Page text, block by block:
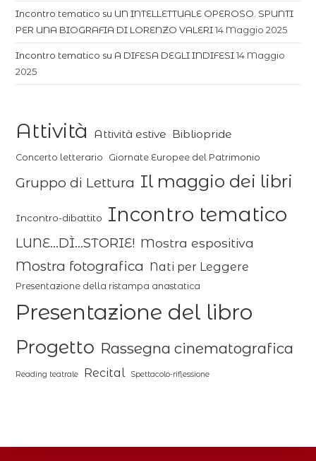
Incontro tematico su UN INTELLETTUALE OPEROSO. SPUNTI
PER UNA BIOGRAFIA DI LORENZO VALERI 14 Maggio 2025
Incontro tematico su A DIFESA DEGLI INDIFESI 14 Maggio
2025
Attività Attività estive Bibliopride
Concerto letterario Giornate Europee del Patrimonio
Gruppo di Lettura Il maggio dei libri
Incontro-dibattito Incontro tematico
LUNE...DÌ...STORIE! Mostra espositiva
Mostra fotografica Nati per Leggere
Presentazione della ristampa anastatica
Presentazione del libro
Progetto Rassegna cinematografica
Reading teatrale Recital Spettacolo-riflessione